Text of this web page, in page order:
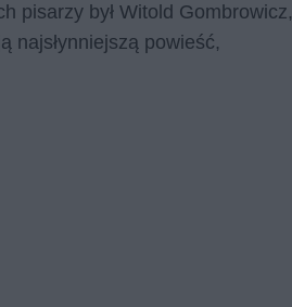
pisarzy był Witold Gombrowicz,
najsłynniejszą powieść,